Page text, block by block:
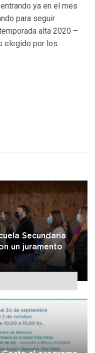
ya en el mes
para seguir
alta 2020 –
elegido por los
Secundaria
un juramento